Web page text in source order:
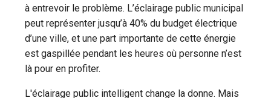
à entrevoir le problème. L’éclairage public municipal
peut représenter jusqu’à 40% du budget électrique
d’une ville, et une part importante de cette énergie
est gaspillée pendant les heures où personne n’est
là pour en profiter.
L'éclairage public intelligent change la donne. Mais